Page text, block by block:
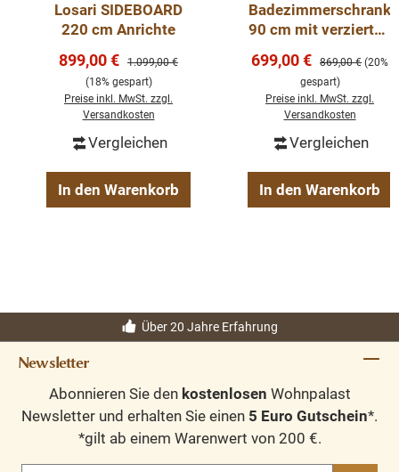
Losari SIDEBOARD
220 cm Anrichte
Verkaufspreis:
899,00 € Regulärer Preis:
1.099,00 €
(18% gespart)
Preise inkl. MwSt. zzgl.
Versandkosten
Vergleichen
In den Warenkorb
Badezimmerschrank
90 cm mit verzierten
Waschbecken -
Badezimmermöbel
Verkaufspreis:
699,00 € Regulärer Preis:
869,00 € (20%
gespart)
Preise inkl. MwSt. zzgl.
Versandkosten
Vergleichen
In den Warenkorb
Über 20 Jahre Erfahrung
Newsletter
Abonnieren Sie den kostenlosen Wohnpalast
Newsletter und erhalten Sie einen 5 Euro Gutschein*.
*gilt ab einem Warenwert von 200 €.